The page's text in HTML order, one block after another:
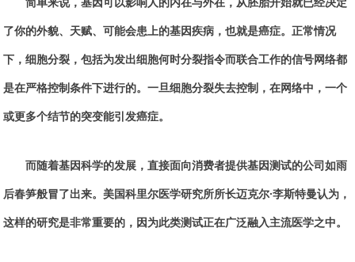
了你的外貌、天赋、可能会患上的基因疾病，也就是癌症。正常情况
下，细胞分裂，包括为发出细胞何时分裂指令而联合工作的信号网络都
是在严格控制条件下进行的。一旦细胞分裂失去控制，在网络中，一个
或更多个结节的突变能引发癌症。
而随着基因科学的发展，直接面向消费者提供基因测试的公司如雨
后春笋般冒了出来。美国科里尔医学研究所所长迈克尔·李斯特曼认为，
这样的研究是非常重要的，因为此类测试正在广泛融入主流医学之中。